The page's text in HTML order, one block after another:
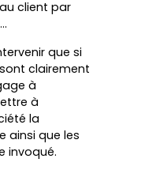
client par
que si
clairement
à
à
la
ainsi que les
invoqué.